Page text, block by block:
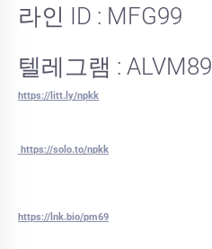
라인 ID : MFG99
텔레그램 : ALVM89
https://litt.ly/npkk
https://solo.to/npkk
https://lnk.bio/pm69